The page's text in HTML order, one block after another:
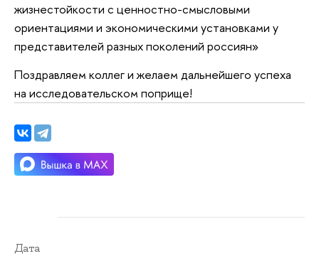
жизнестойкости с ценностно-смысловыми
ориентациями и экономическими установками у
представителей разных поколений россиян»
Поздравляем коллег и желаем дальнейшего успеха
на исследовательском поприще!
Дата